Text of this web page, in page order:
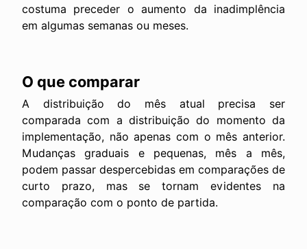
costuma preceder o aumento da inadimplência
em algumas semanas ou meses.
O que comparar
A distribuição do mês atual precisa ser
comparada com a distribuição do momento da
implementação, não apenas com o mês anterior.
Mudanças graduais e pequenas, mês a mês,
podem passar despercebidas em comparações de
curto prazo, mas se tornam evidentes na
comparação com o ponto de partida.